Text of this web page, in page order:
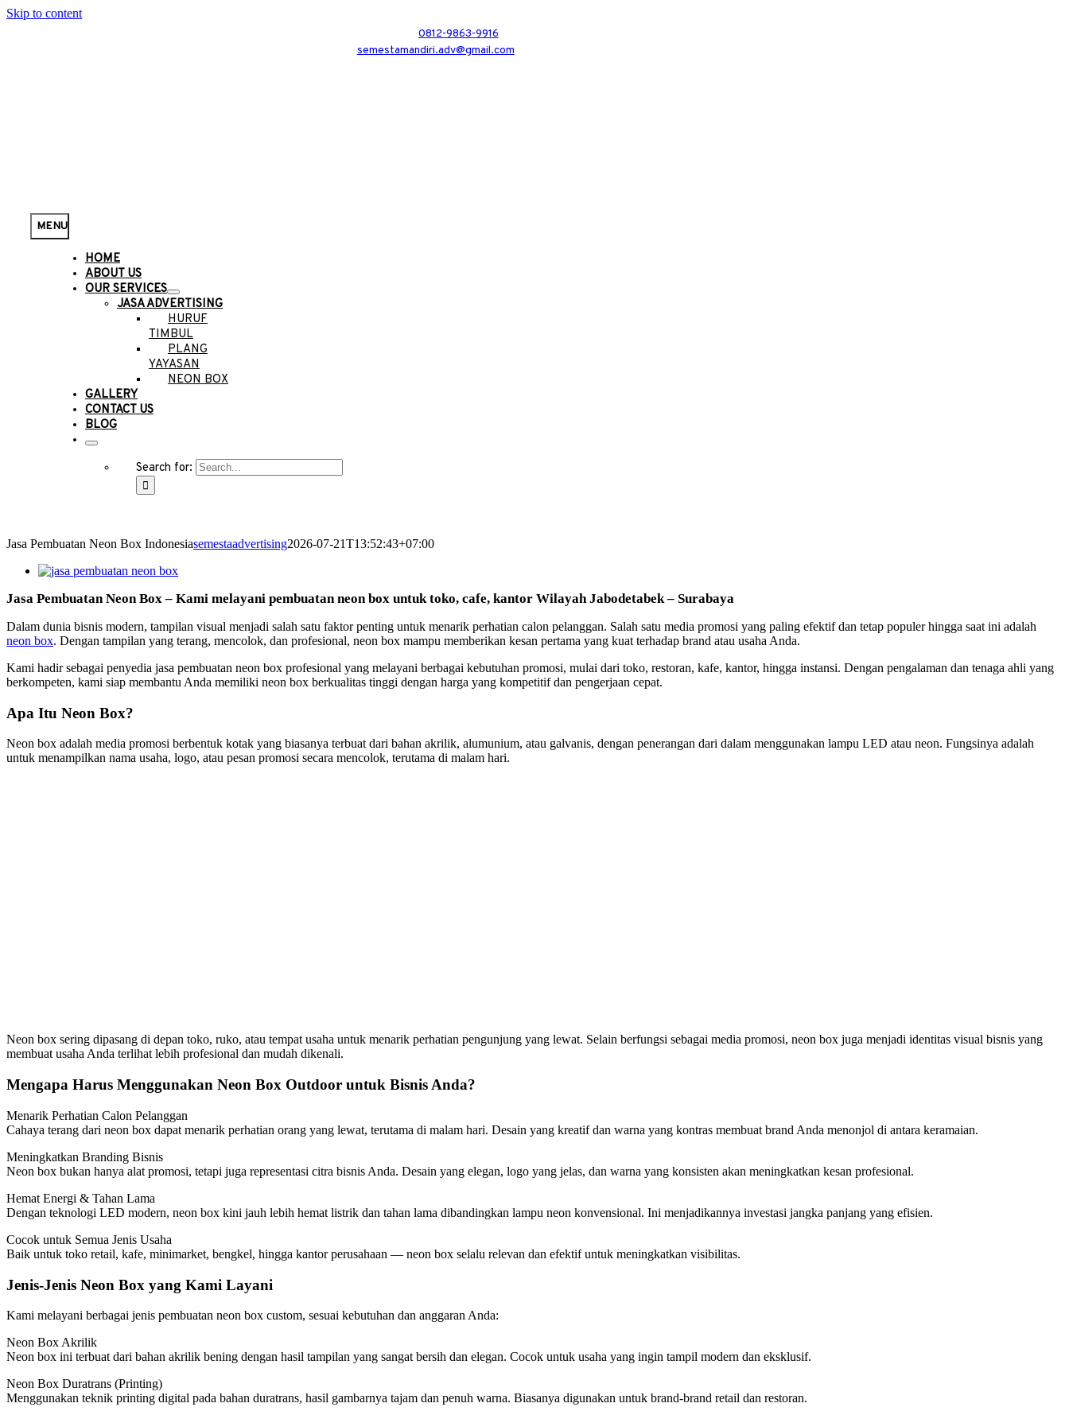
Skip to content
0812-9863-9916
semestamandiri.adv@gmail.com
MENU
HOME
ABOUT US
OUR SERVICES
JASA ADVERTISING
HURUF
TIMBUL
PLANG
YAYASAN
NEON BOX
GALLERY
CONTACT US
BLOG
Search for:
Jasa Pembuatan Neon Box Indonesiasemestaadvertising2026-07-21T13:52:43+07:00
Jasa Pembuatan Neon Box– Kami melayani pembuatan neon box untuk toko, cafe, kantor Wilayah Jabodetabek – Surabaya
Dalam dunia bisnis modern, tampilan visual menjadi salah satu faktor penting untuk menarik perhatian calon pelanggan. Salah satu media promosi yang paling efektif dan tetap populer hingga saat ini adalah
neon box. Dengan tampilan yang terang, mencolok, dan profesional, neon box mampu memberikan kesan pertama yang kuat terhadap brand atau usaha Anda.
Kami hadir sebagai penyedia jasa pembuatan neon box profesional yang melayani berbagai kebutuhan promosi, mulai dari toko, restoran, kafe, kantor, hingga instansi. Dengan pengalaman dan tenaga ahli yang
berkompeten, kami siap membantu Anda memiliki neon box berkualitas tinggi dengan harga yang kompetitif dan pengerjaan cepat.
Apa Itu Neon Box?
Neon box adalah media promosi berbentuk kotak yang biasanya terbuat dari bahan akrilik, alumunium, atau galvanis, dengan penerangan dari dalam menggunakan lampu LED atau neon. Fungsinya adalah
untuk menampilkan nama usaha, logo, atau pesan promosi secara mencolok, terutama di malam hari.
Neon box sering dipasang di depan toko, ruko, atau tempat usaha untuk menarik perhatian pengunjung yang lewat. Selain berfungsi sebagai media promosi, neon box juga menjadi identitas visual bisnis yang
membuat usaha Anda terlihat lebih profesional dan mudah dikenali.
Mengapa Harus Menggunakan Neon Box Outdoor untuk Bisnis Anda?
Menarik Perhatian Calon Pelanggan
Cahaya terang dari neon box dapat menarik perhatian orang yang lewat, terutama di malam hari. Desain yang kreatif dan warna yang kontras membuat brand Anda menonjol di antara keramaian.
Meningkatkan Branding Bisnis
Neon box bukan hanya alat promosi, tetapi juga representasi citra bisnis Anda. Desain yang elegan, logo yang jelas, dan warna yang konsisten akan meningkatkan kesan profesional.
Hemat Energi & Tahan Lama
Dengan teknologi LED modern, neon box kini jauh lebih hemat listrik dan tahan lama dibandingkan lampu neon konvensional. Ini menjadikannya investasi jangka panjang yang efisien.
Cocok untuk Semua Jenis Usaha
Baik untuk toko retail, kafe, minimarket, bengkel, hingga kantor perusahaan — neon box selalu relevan dan efektif untuk meningkatkan visibilitas.
Jenis-Jenis Neon Box yang Kami Layani
Kami melayani berbagai jenis pembuatan neon box custom, sesuai kebutuhan dan anggaran Anda:
Neon Box Akrilik
Neon box ini terbuat dari bahan akrilik bening dengan hasil tampilan yang sangat bersih dan elegan. Cocok untuk usaha yang ingin tampil modern dan eksklusif.
Neon Box Duratrans (Printing)
Menggunakan teknik printing digital pada bahan duratrans, hasil gambarnya tajam dan penuh warna. Biasanya digunakan untuk brand-brand retail dan restoran.